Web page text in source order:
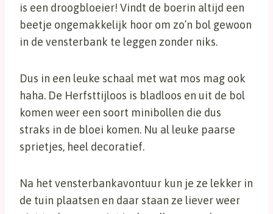
is een droogbloeier! Vindt de boerin altijd een
beetje ongemakkelijk hoor om zo’n bol gewoon
in de vensterbank te leggen zonder niks.
Dus in een leuke schaal met wat mos mag ook
haha. De Herfsttijloos is bladloos en uit de bol
komen weer een soort minibollen die dus
straks in de bloei komen. Nu al leuke paarse
sprietjes, heel decoratief.
Na het vensterbankavontuur kun je ze lekker in
de tuin plaatsen en daar staan ze liever weer